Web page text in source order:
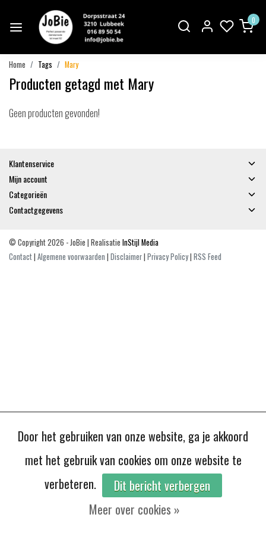
0
Home Tags Mary
Producten getagd met Mary
Geen producten gevonden!
Klantenservice
Mijn account
Categorieën
Contactgegevens
© Copyright 2026 - JoBie | Realisatie InStijl Media
Contact| Algemene voorwaarden | Disclaimer| Privacy Policy| RSS Feed
Door het gebruiken van onze website, ga je akkoord
met het gebruik van cookies om onze website te
verbeteren.
Dit bericht verbergen
Meer over cookies »